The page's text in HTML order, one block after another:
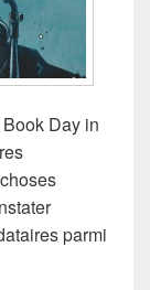
Day in
parmi
de la